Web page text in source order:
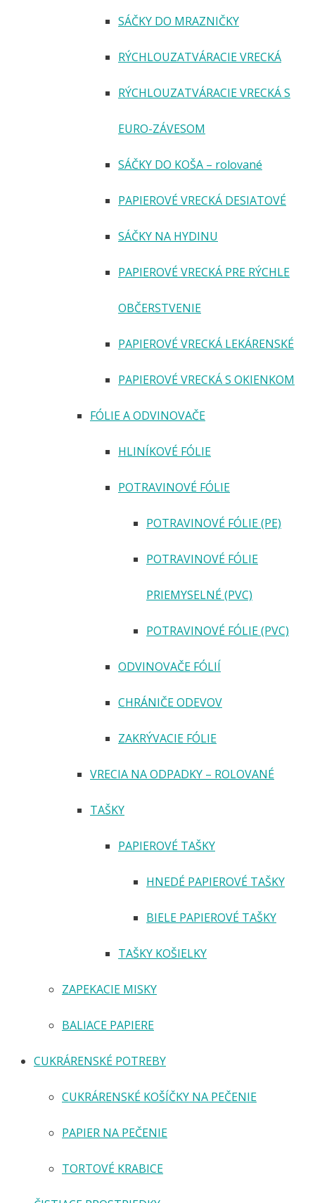
SÁČKY DO MRAZNIČKY
RÝCHLOUZATVÁRACIE VRECKÁ
RÝCHLOUZATVÁRACIE VRECKÁ S
EURO-ZÁVESOM
SÁČKY DO KOŠA – rolované
PAPIEROVÉ VRECKÁ DESIATOVÉ
SÁČKY NA HYDINU
PAPIEROVÉ VRECKÁ PRE RÝCHLE
OBČERSTVENIE
PAPIEROVÉ VRECKÁ LEKÁRENSKÉ
PAPIEROVÉ VRECKÁ S OKIENKOM
FÓLIE A ODVINOVAČE
HLINÍKOVÉ FÓLIE
POTRAVINOVÉ FÓLIE
POTRAVINOVÉ FÓLIE (PE)
POTRAVINOVÉ FÓLIE
PRIEMYSELNÉ (PVC)
POTRAVINOVÉ FÓLIE (PVC)
ODVINOVAČE FÓLIÍ
CHRÁNIČE ODEVOV
ZAKRÝVACIE FÓLIE
VRECIA NA ODPADKY – ROLOVANÉ
TAŠKY
PAPIEROVÉ TAŠKY
HNEDÉ PAPIEROVÉ TAŠKY
BIELE PAPIEROVÉ TAŠKY
TAŠKY KOŠIELKY
ZAPEKACIE MISKY
BALIACE PAPIERE
CUKRÁRENSKÉ POTREBY
CUKRÁRENSKÉ KOŠÍČKY NA PEČENIE
PAPIER NA PEČENIE
TORTOVÉ KRABICE